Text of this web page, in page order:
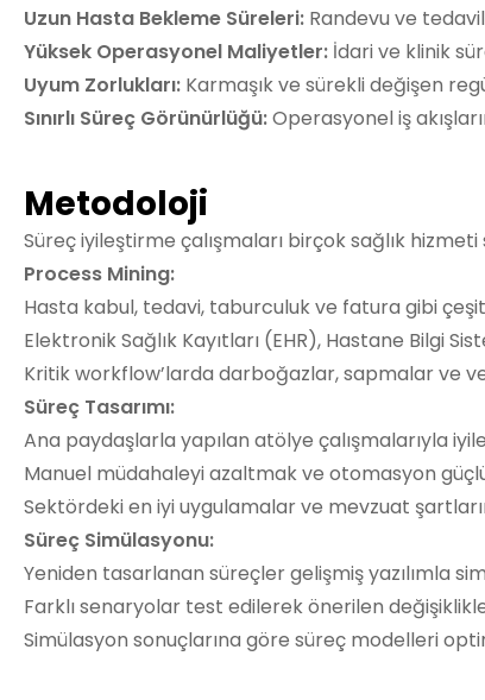
Uzun Hasta Bekleme Süreleri: Randevu ve
Yüksek Operasyonel Maliyetler: İdari ve klinik
Uyum Zorlukları: Karmaşık ve sürekli değişen
Sınırlı Süreç Görünürlüğü:Operasyonel iş
Metodoloji
Süreç iyileştirme çalışmaları birçok sağlık
Process Mining:
Hasta kabul, tedavi, taburculuk ve fatura gibi
Elektronik Sağlık Kayıtları (EHR), Hastane Bilgi
Kritik workflow’larda darboğazlar, sapmalar ve
Süreç Tasarımı:
Ana paydaşlarla yapılan atölye çalışmalarıyla
Manuel müdahaleyi azaltmak ve otomasyon
Sektördeki en iyi uygulamalar ve mevzuat
Süreç Simülasyonu:
Yeniden tasarlanan süreçler gelişmiş yazılımla
Farklı senaryolar test edilerek önerilen
Simülasyon sonuçlarına göre süreç modelleri